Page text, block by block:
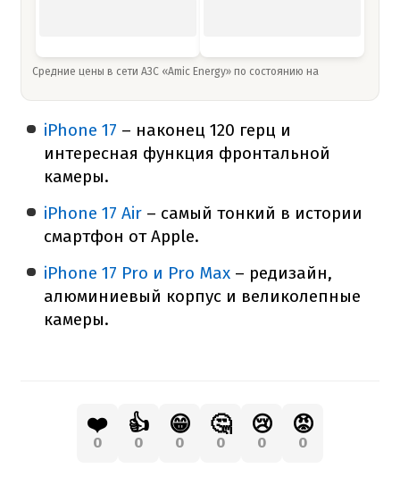
Средние цены в сети АЗС «Amic Energy» по состоянию на
iPhone 17 – наконец 120 герц и
интересная функция фронтальной
камеры.
iPhone 17 Air – самый тонкий в истории
смартфон от Apple.
iPhone 17 Pro и Pro Max – редизайн,
алюминиевый корпус и великолепные
камеры.
❤️
0
👍
0
😁
0
🤔
0
😢
0
😡
0